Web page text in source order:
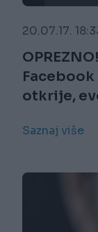
20.07.17.
Facebook
otkrije,
Saznaj više